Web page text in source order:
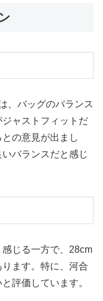
、バッグのバランス
ャストフィットだ
の意見が出まし
バランスだと感じ
じる一方で、28cm
ます。特に、河合
評価しています。